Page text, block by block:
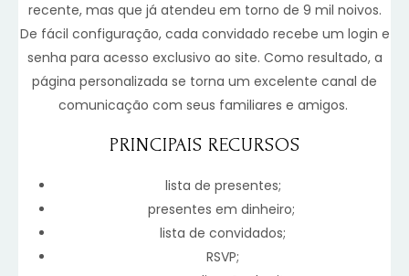
recente, mas que já atendeu em torno de 9 mil noivos.
De fácil configuração, cada convidado recebe um login e
senha para acesso exclusivo ao site. Como resultado, a
página personalizada se torna um excelente canal de
comunicação com seus familiares e amigos.
PRINCIPAIS RECURSOS
lista de presentes;
presentes em dinheiro;
lista de convidados;
RSVP;